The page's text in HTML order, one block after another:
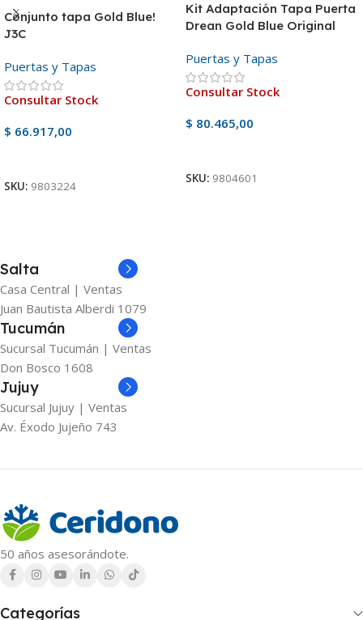
Conjunto tapa Gold Blue!
J3C
Puertas y Tapas
Consultar Stock
$ 66.917,00
SKU: 9803224
Kit Adaptación Tapa Puerta
Drean Gold Blue Original
Puertas y Tapas
Consultar Stock
$ 80.465,00
SKU: 9804601
Salta
Casa Central | Ventas
Juan Bautista Alberdi 1079
Tucumán
Sucursal Tucumán | Ventas
Don Bosco 1608
Jujuy
Sucursal Jujuy | Ventas
Av. Éxodo Jujeño 743
50 años asesorándote.
Categorías